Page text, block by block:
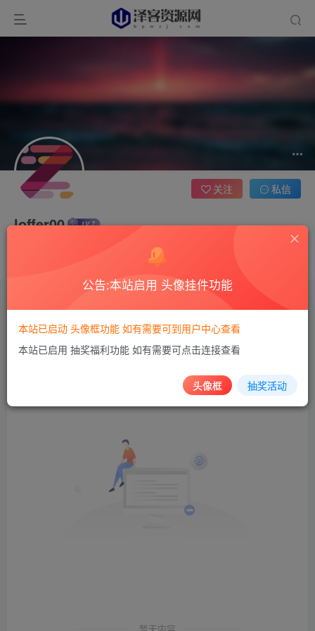
loffer00
关注 私信
文章0 收藏0 评论7 版块0 帖子0 粉丝0
发布 0
公告:本站启用 头像挂件功能
本站已启动 头像框功能 如有需要可到用户中心查看
本站已启用 抽奖福利功能 如有需要可点击连接查看
头像框 抽奖活动